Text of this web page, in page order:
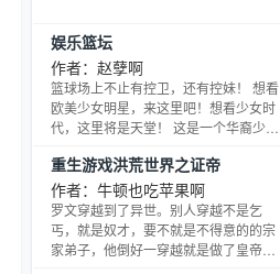
娱乐篮坛
作者：赵孽啊
篮球场上不止有控卫，还有控妹！ 想看
欧美少女明星，来这里吧！想看少女时
代，这里将是天堂！ 这是一个华裔少年
NCAA，最后进入NBA的辉煌路程！ 他
有一群搞怪的狐朋狗友，也有很多性格
迥异的女性朋友，他是洛杉矶的宠儿，
也是这片星空下最闪耀的华裔球星！
重生游戏洪荒世界之证帝
作者：牛顿也吃苹果啊
罗文穿越到了异世。别人穿越不是乞
丐，就是奴才，要不就是不得意的的宗
家弟子，他倒好一穿越就是做了皇帝。